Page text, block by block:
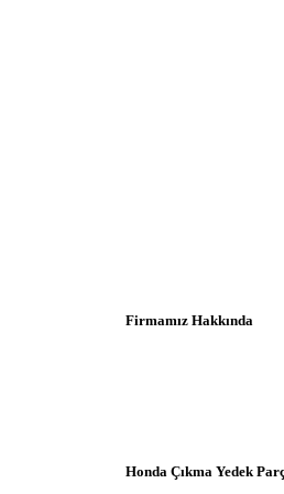
Firmamız Hakkında
Honda Çıkma Yedek Parça